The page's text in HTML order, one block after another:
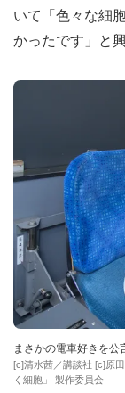
いて「色々な細
かったです」と
まさかの電車好きを公
[c]清水茜／講談社 [c]原
く細胞」 製作委員会